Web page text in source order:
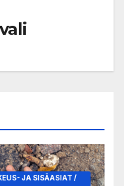
JA SISÄASIAT /